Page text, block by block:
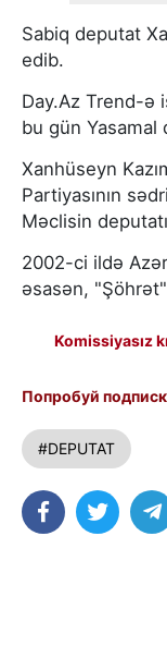
Sabiq deputat
edib.
Day.Az Trend-ə
bu gün Yasamal
Xanhüseyn
Partiyasının
Məclisin
2002-ci ildə
əsasən,
Komissiyasız
Попробуй
#DEPUTAT